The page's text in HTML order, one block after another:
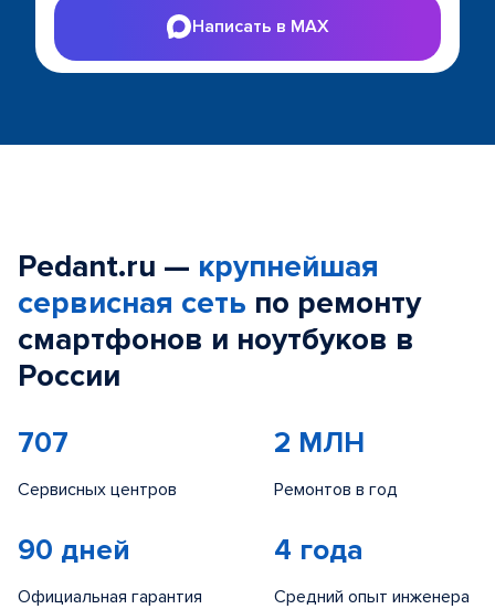
Написать в MAX
Pedant.ru — крупнейшая
сервисная сеть по ремонту
смартфонов и ноутбуков в
России
707
Сервисных центров
2 МЛН
Ремонтов в год
90 дней
Официальная гарантия
4 года
Средний опыт инженера